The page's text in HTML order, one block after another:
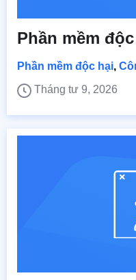
Phần mềm
Phần mềm độc hại,
Tháng tư 9, 2026